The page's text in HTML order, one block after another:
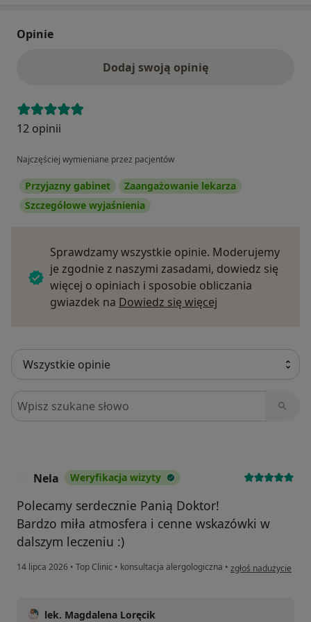
Opinie
Dodaj swoją opinię
12 opinii
Najczęściej wymieniane przez pacjentów
Przyjazny gabinet
Zaangażowanie lekarza
Szczegółowe wyjaśnienia
Sprawdzamy wszystkie opinie. Moderujemy
je zgodnie z naszymi zasadami, dowiedz się
więcej o opiniach i sposobie obliczania
gwiazdek na Dowiedz się więcej
Szukaj w opiniach
Nela Weryfikacja wizyty
Polecamy serdecznie Panią Doktor!
Bardzo miła atmosfera i cenne wskazówki w
dalszym leczeniu :)
14 lipca 2026 • Top Clinic • konsultacja alergologiczna • w opinii użytkownika
zgłoś nadużycie
lek. Magdalena Loręcik